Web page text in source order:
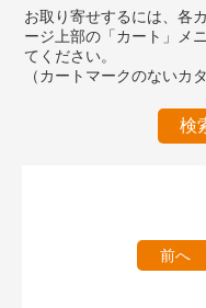
お取り寄せするには、各
ージ上部の「カート」メ
てください。
（カートマークのないカ
検
前へ